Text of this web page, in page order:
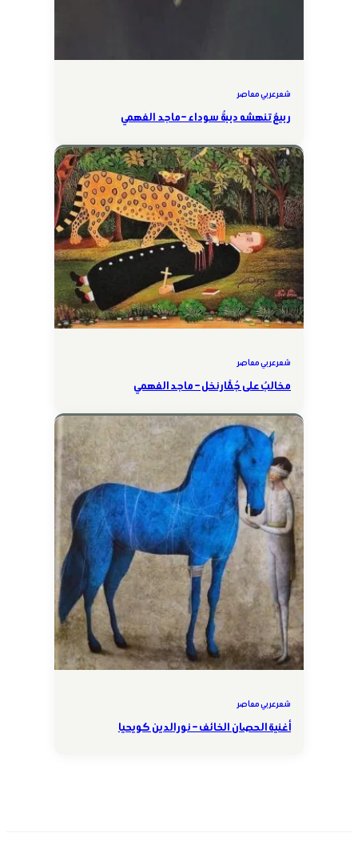
شعر عربي معاصر
ربيعٌ تنهشه دببةٌ سوداء – ماجد الفهمي
شعر عربي معاصر
مخالبٌ على جُمَّار نخل – ماجد الفهمي
شعر عربي معاصر
أغنية الحصان الخائف – نور الدين كويحيا